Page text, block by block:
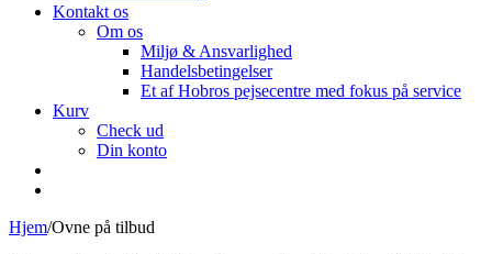
Kontakt os
Om os
Miljø & Ansvarlighed
Handelsbetingelser
Et af Hobros pejsecentre med fokus på service
Kurv
Check ud
Din konto
Hjem/Ovne på tilbud